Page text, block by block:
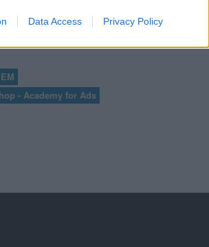
Data Access Privacy Policy
- Academy for Ads